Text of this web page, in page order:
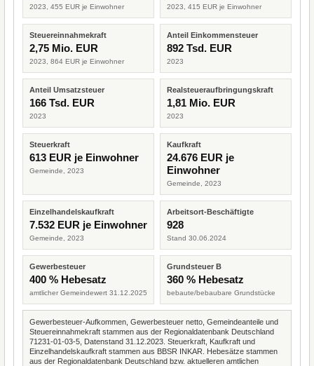
2023, 455 EUR je Einwohner 2023, 415 EUR je Einwohner
Steuereinnahmekraft
2,75 Mio. EUR
2023, 864 EUR je Einwohner
Anteil Einkommensteuer
892 Tsd. EUR
2023
Anteil Umsatzsteuer
166 Tsd. EUR
2023
Realsteueraufbringungskraft
1,81 Mio. EUR
2023
Steuerkraft
613 EUR je Einwohner
Gemeinde, 2023
Kaufkraft
24.676 EUR je
Einwohner
Gemeinde, 2023
Einzelhandelskaufkraft
7.532 EUR je Einwohner
Gemeinde, 2023
Arbeitsort-Beschäftigte
928
Stand 30.06.2024
Gewerbesteuer
400 % Hebesatz
amtlicher Gemeindewert 31.12.2025
Grundsteuer B
360 % Hebesatz
bebaute/bebaubare Grundstücke
Gewerbesteuer-Aufkommen, Gewerbesteuer netto, Gemeindeanteile und
Steuereinnahmekraft stammen aus der Regionaldatenbank Deutschland
71231-01-03-5, Datenstand 31.12.2023. Steuerkraft, Kaufkraft und
Einzelhandelskaufkraft stammen aus BBSR INKAR. Hebesätze stammen
aus der Regionaldatenbank Deutschland bzw. aktuelleren amtlichen